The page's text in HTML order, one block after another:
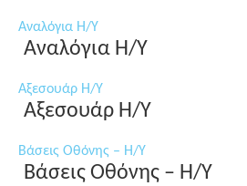
Αναλόγια Η/Υ
Αναλόγια Η/Υ
Αξεσουάρ Η/Υ
Αξεσουάρ Η/Υ
Βάσεις Οθόνης – Η/Υ
Βάσεις Οθόνης – Η/Υ